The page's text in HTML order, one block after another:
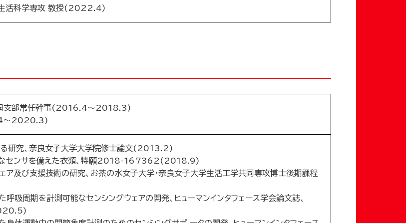
生活科学専攻 教授(2022.4)
支部常任幹事(2016.4～2018.3)
～2020.3)
研究、奈良女子大学大学院修士論文(2013.2)
なセンサを備えた衣類、特願2018-167362(2018.9)
及び支援技術の研究、お茶の水女子大学・奈良女子大学生活工学共同専攻博士後期課程
吸周期を計測可能なセンシングウェアの開発、ヒューマンインタフェース学会論文誌、